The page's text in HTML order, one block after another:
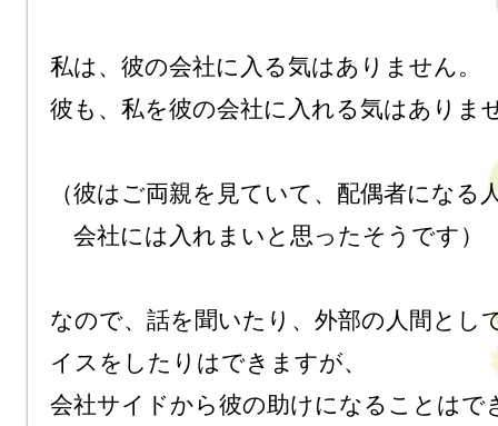
私は、彼の会社に入る気はありません。
彼も、私を彼の会社に入れる気はありま
（彼はご両親を見ていて、配偶者になる
会社には入れまいと思ったそうです）
なので、話を聞いたり、外部の人間とし
イスをしたりはできますが、
会社サイドから彼の助けになることはで